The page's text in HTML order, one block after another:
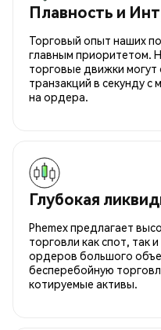
Плавность и
Торговый опыт наших
главным приоритетом.
торговые движки могут
транзакций в секунду
на ордера.
Глубокая
Phemex предлагает
торговли как спот,
ордеров большого
бесперебойную
котируемые активы.